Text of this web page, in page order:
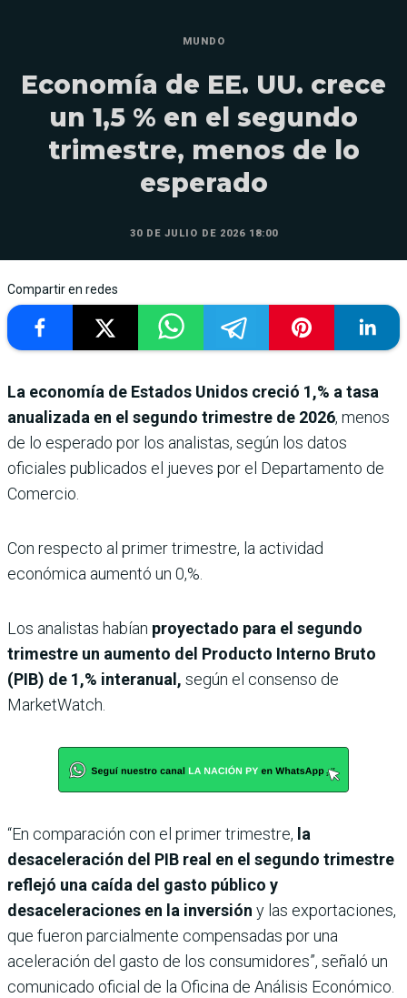
MUNDO
Economía de EE. UU. crece
un 1,5 % en el segundo
trimestre, menos de lo
esperado
30 DE JULIO DE 2026 18:00
Compartir en redes
La economía de Estados Unidos creció 1,% a tasa
anualizada en el segundo trimestre de 2026, menos
de lo esperado por los analistas, según los datos
oficiales publicados el jueves por el Departamento de
Comercio.
Con respecto al primer trimestre, la actividad
económica aumentó un 0,%.
Los analistas habían proyectado para el segundo
trimestre un aumento del Producto Interno Bruto
(PIB) de 1,% interanual, según el consenso de
MarketWatch.
“En comparación con el primer trimestre, la
desaceleración del PIB real en el segundo trimestre
reflejó una caída del gasto público y
desaceleraciones en la inversión y las exportaciones,
que fueron parcialmente compensadas por una
aceleración del gasto de los consumidores”, señaló un
comunicado oficial de la Oficina de Análisis Económico.